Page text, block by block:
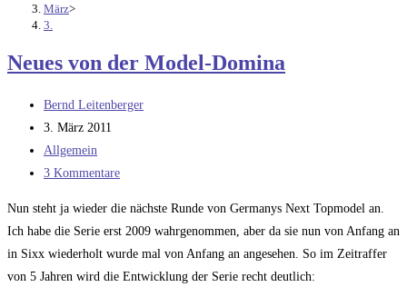
März>
3.
Neues von der Model-Domina
Beitrags-
Autor:
Bernd Leitenberger
Beitrag
veröffentlicht:
3. März 2011
Beitrags-
Kategorie:
Allgemein
Beitrags-
3 Kommentare
Nun steht ja wieder die nächste Runde von Germanys Next Topmodel an.
Ich habe die Serie erst 2009 wahrgenommen, aber da sie nun von Anfang an
in Sixx wiederholt wurde mal von Anfang an angesehen. So im Zeitraffer
von 5 Jahren wird die Entwicklung der Serie recht deutlich: